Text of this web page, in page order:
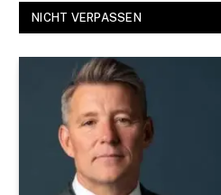
NICHT VERPASSEN